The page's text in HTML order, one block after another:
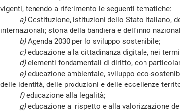
vigenti, tenendo a riferimento le seguenti tematiche:
a)Costituzione, istituzioni dello Stato italiano,
internazionali; storia della bandiera e dell'inno
b)Agenda 2030 per lo sviluppo sostenibile;
c)educazione alla cittadinanza digitale, nei
d)elementi fondamentali di diritto, con
e)educazione ambientale, sviluppo eco-
delle identità, delle produzioni e delle eccellenze
f)educazione alla legalità;
g)educazione al rispetto e alla valorizzazione